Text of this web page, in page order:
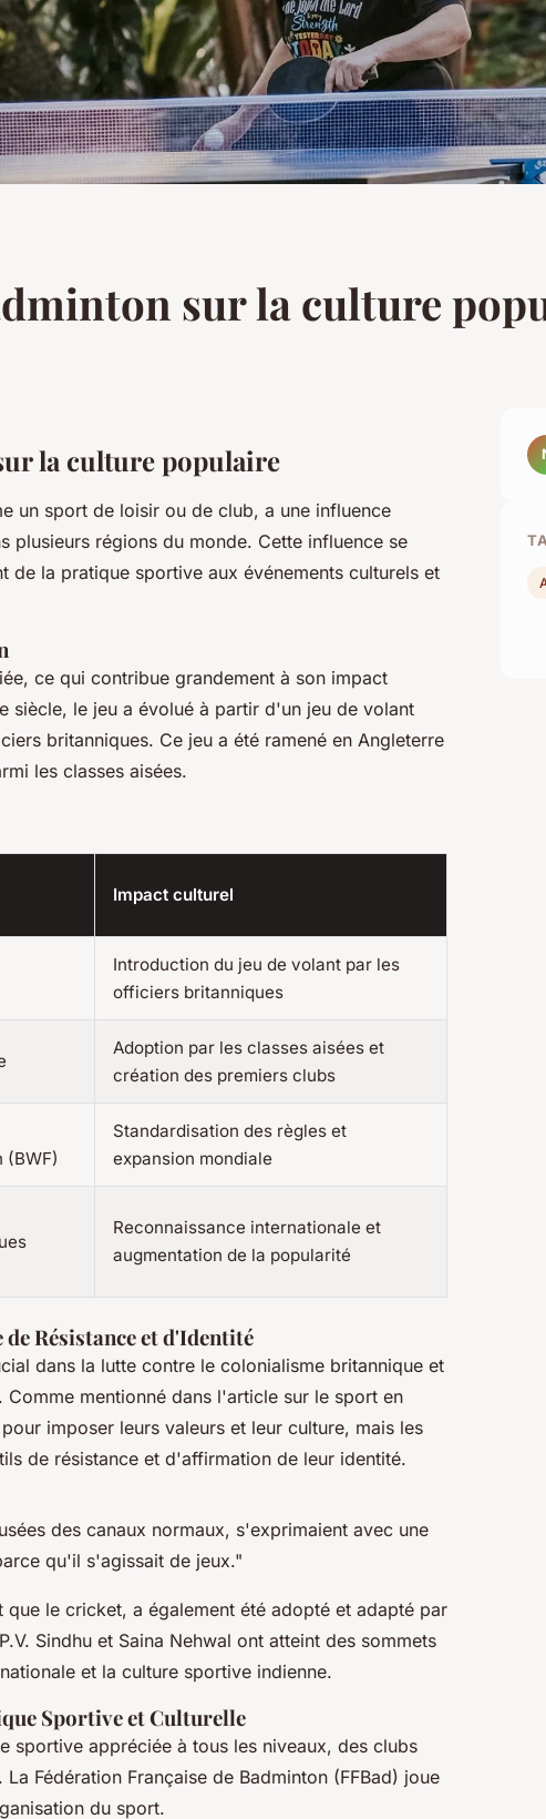
sur la culture
la culture populaire
un sport de loisir ou de club, a une influence
plusieurs régions du monde. Cette influence se
de la pratique sportive aux événements culturels et
ce qui contribue grandement à son impact
siècle, le jeu a évolué à partir d'un jeu de volant
britanniques. Ce jeu a été ramené en Angleterre
les classes aisées.
Impact culturel
Introduction du jeu de volant par les
officiers britanniques
Adoption par les classes aisées et
création des premiers clubs
(BWF)
Standardisation des règles et
expansion mondiale
Reconnaissance internationale et
augmentation de la popularité
Résistance et d'Identité
dans la lutte contre le colonialisme britannique et
mentionné dans l'article sur le sport en
imposer leurs valeurs et leur culture, mais les
de résistance et d'affirmation de leur identité.
des canaux normaux, s'exprimaient avec une
qu'il s'agissait de jeux."
le cricket, a également été adopté et adapté par
Sindhu et Saina Nehwal ont atteint des sommets
et la culture sportive indienne.
Sportive et Culturelle
sportive appréciée à tous les niveaux, des clubs
Fédération Française de Badminton (FFBad) joue
du sport.